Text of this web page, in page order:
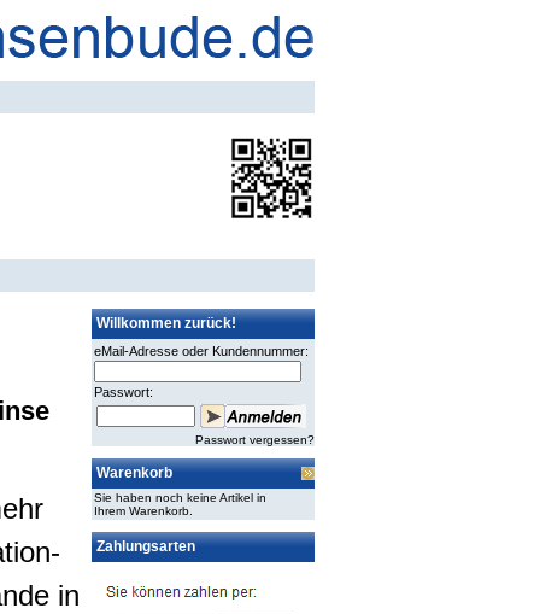
in
Willkommen zurück!
eMail-Adresse oder Kundennummer:
Passwort:
Passwort vergessen?
Warenkorb
Sie haben noch keine Artikel in
Ihrem Warenkorb.
Zahlungsarten